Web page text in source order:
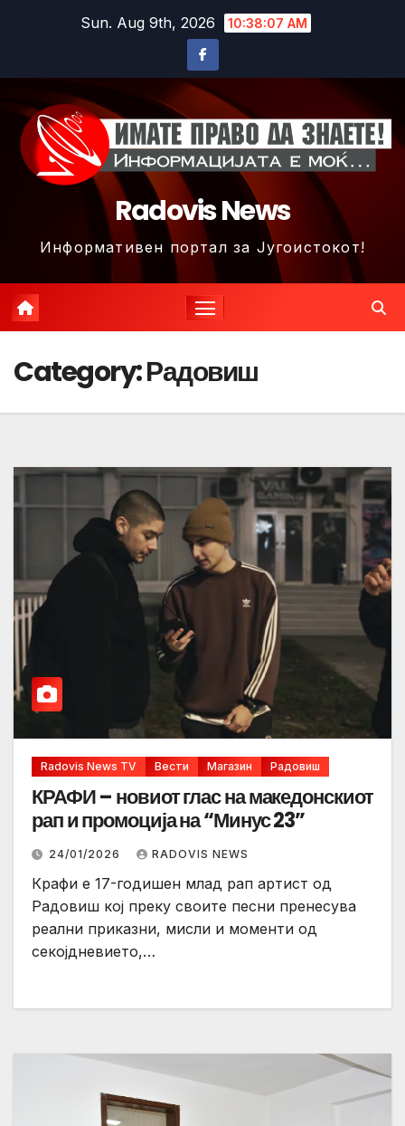
Sun. Aug 9th, 2026 10:38:08 AM
Radovis News
Информативен портал за Југоистокот!
Category:Радовиш
Radovis News TV Вести Магазин Радовиш
КРАФИ – новиот глас на македонскиот
рап и промоција на “Минус 23”
24/01/2026 RADOVIS NEWS
Крафи е 17-годишен млад рап артист од
Радовиш кој преку своите песни пренесува
реални приказни, мисли и моменти од
секојдневието,…